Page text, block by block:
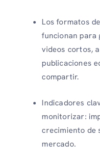
Los formatos
funcionan para
videos cortos,
publicaciones
compartir.
Indicadores
monitorizar:
crecimiento de
mercado.